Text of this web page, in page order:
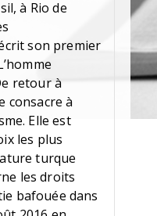
à Rio de
son premier
retour à
consacre à
Elle est
les plus
turque
les droits
bafouée dans